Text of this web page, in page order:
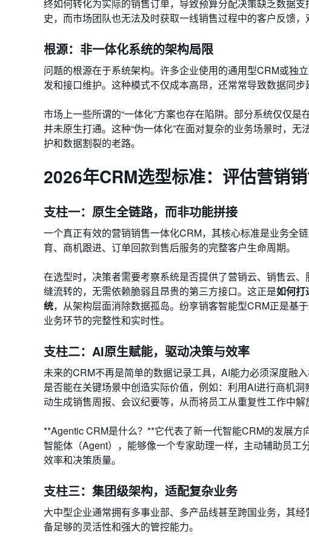
终如何转化为实际的销售订单，导致预算分配决策缺乏数据
史，而市场团队也无法及时获取一线销售过程中的客户反馈
根源：非一体化系统的架构局限
问题的根源在于系统架构。许多企业使用的通用型CRM或独
发和接口维护。这种模式不仅成本高昂，还常常导致数据同步
市场上一些所谓的“一体化”方案也存在陷阱。部分系统仅仅
并未原生打通。这种“伪一体化”在面对复杂的业务场景时，
护和数据割裂的老路。
2026年CRM选型标准：评估营销
支柱一：原生全链路，而非功能拼接
一个真正有效的营销销售一体化CRM，其核心标准是业务全
育、商机跟进、订单回款到售后服务的完整客户生命周期。
在选型时，决策者需要考察系统是否提供了营销云、销售云
缝流转的，无需依赖脆弱且昂贵的第三方接口。这正是如何打
统，从架构层面消除数据孤岛。纷享销客智能型CRM正是基
业务环节的完整性和实时性。
支柱二：AI原生赋能，驱动决策与效率
未来的CRM不再是简单的数据记录工具，AI能力必须深度融
是否能在关键场景中创造实际价值，例如：利用AI进行商机
动生成销售周报、会议纪要等，从而将员工从重复性工作中解
**Agentic CRM是什么？**它代表了新一代智能CRM的发展
智能体（Agent），能够像一个专家助理一样，主动辅助员
效率和决策质量。
支柱三：集团级架构，适配复杂业务
大中型企业通常拥有多事业部、多产品线甚至跨国业务，其
备足够的灵活性和强大的管控能力。